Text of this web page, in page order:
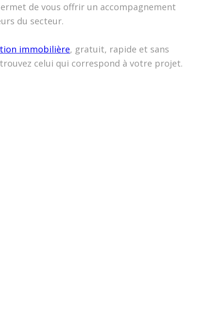
de vous offrir un accompagnement
du secteur.
immobilière, gratuit, rapide et sans
celui qui correspond à votre projet.